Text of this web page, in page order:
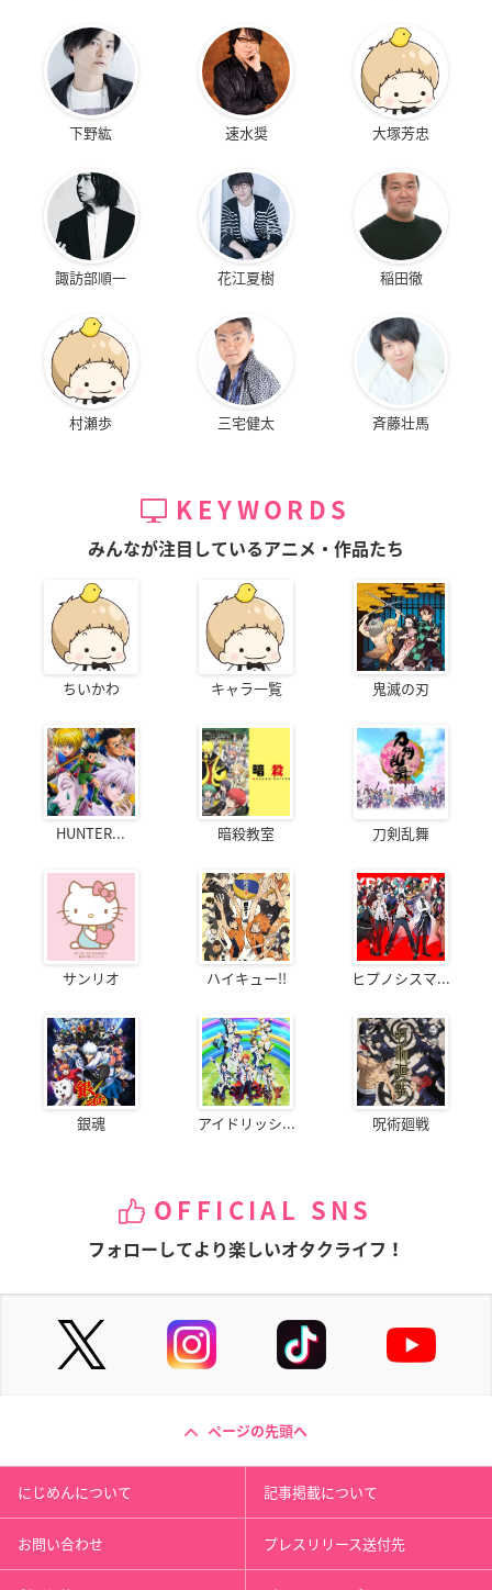
下野紘 速水奨 大塚芳忠
諏訪部順一 花江夏樹 稲田徹
村瀬歩 三宅健太 斉藤壮馬
KEYWORDS
みんなが注目しているアニメ・作品たち
ちいかわ キャラ一覧 鬼滅の刃
HUNTER... 暗殺教室 刀剣乱舞
サンリオ ハイキュー!! ヒプノシスマ...
銀魂 アイドリッシ... 呪術廻戦
OFFICIAL SNS
フォローしてより楽しいオタクライフ！
ページの先頭へ
にじめんについて 記事掲載について
お問い合わせ プレスリリース送付先